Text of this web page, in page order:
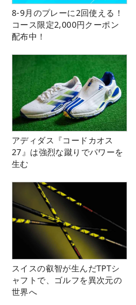
8-9月のプレーに2回使える！
コース限定2,000円クーポン
配布中！
アディダス『コードカオス
27』は強烈な蹴りでパワーを
生む
スイスの叡智が生んだTPTシ
ャフトで、ゴルフを異次元の
世界へ